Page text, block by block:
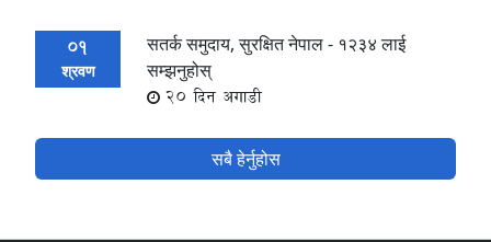
01
श्रवण
सतर्क समुदाय, सुरक्षित नेपाल - १२३४ लाई
सम्झनुहोस्
20 दिन अगाडी
सबै हेर्नुहोस